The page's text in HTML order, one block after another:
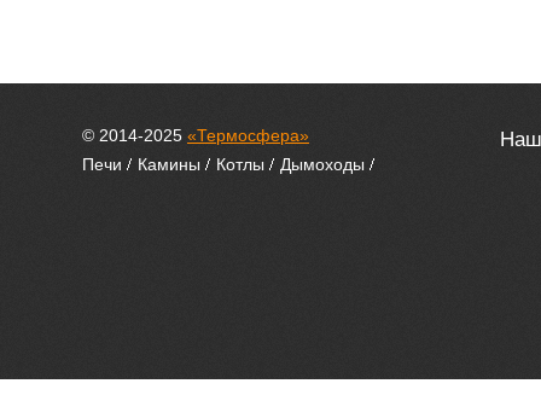
© 2014-2025 «Термосфера»
Печи
Камины Котлы Дымоходы
Наш